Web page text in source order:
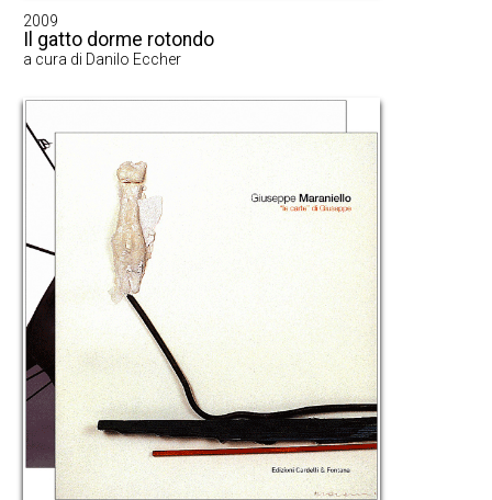
2009
Il gatto dorme rotondo
a cura di Danilo Eccher